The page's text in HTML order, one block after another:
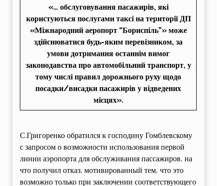
«… обслуговування пасажирів, які
користуються послугами таксі на території ДП
«Міжнародний аеропорт “Бориспіль”» може
здійснюватися будь-яким перевізником, за
умови дотримання останнім вимог
законодавства про автомобільний транспорт, у
тому числі правил дорожнього руху щодо
посадки/висадки пасажирів у відведених
місцях».
С.Григоренко обратился к господину Гомблевскому
с запросом о возможности использования первой
линии аэропорта для обслуживания пассажиров, на
что получил отказ, мотивированный тем, что это
возможно только при заключении соответствующего